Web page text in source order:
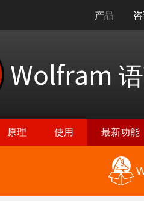
产品
Wolfram
原理 使用 最新功能